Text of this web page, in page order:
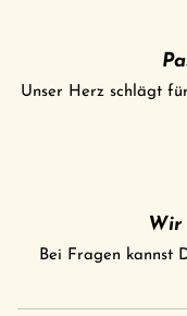
Unser Herz schlägt
Wir
Bei Fragen kannst